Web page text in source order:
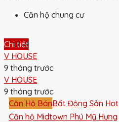
Căn hộ chung cư
Chi tiết
V HOUSE
9 tháng trước
V HOUSE
9 tháng trước
Căn Hộ BánBất Động Sản Hot
Căn hộ Midtown Phú Mỹ Hưng